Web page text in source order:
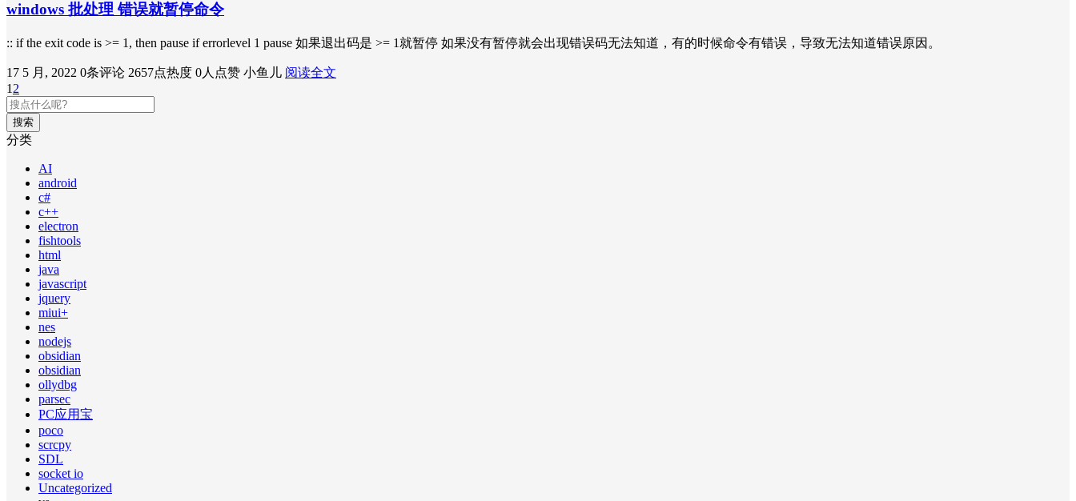
windows 批处理 错误就暂停命令
:: if the exit code is >= 1, then pause if errorlevel 1 pause 如果退出码是 >= 1就暂停 如果没有暂停就会出现错误码无法知道，有的时候命令有错误，导致无法知道错误原因。
17 5 月, 2022 0条评论 2657点热度 0人点赞 小鱼儿 阅读全文
1 2
搜索
分类
AI
android
c#
c++
electron
fishtools
html
java
javascript
jquery
miui+
nes
nodejs
obsidian
obsidian
ollydbg
parsec
PC应用宝
poco
scrcpy
SDL
socket io
Uncategorized